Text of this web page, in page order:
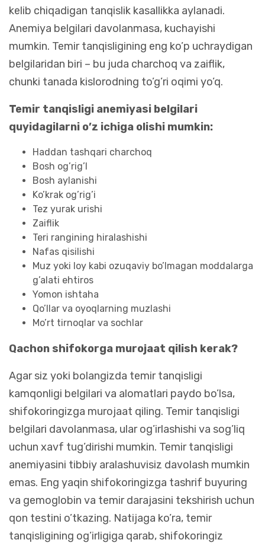
kelib chiqadigan tanqislik kasallikka aylanadi.
Anemiya belgilari davolanmasa, kuchayishi
mumkin. Temir tanqisligining eng ko’p uchraydigan
belgilaridan biri – bu juda charchoq va zaiflik,
chunki tanada kislorodning to’g’ri oqimi yo’q.
Temir tanqisligi anemiyasi belgilari
quyidagilarni o’z ichiga olishi mumkin:
Haddan tashqari charchoq
Bosh og’rig’I
Bosh aylanishi
Ko’krak og’rig’i
Tez yurak urishi
Zaiflik
Teri rangining hiralashishi
Nafas qisilishi
Muz yoki loy kabi ozuqaviy bo’lmagan moddalarga
g’alati ehtiros
Yomon ishtaha
Qo’llar va oyoqlarning muzlashi
Mo’rt tirnoqlar va sochlar
Qachon shifokorga murojaat qilish kerak?
Agar siz yoki bolangizda temir tanqisligi
kamqonligi belgilari va alomatlari paydo bo’lsa,
shifokoringizga murojaat qiling. Temir tanqisligi
belgilari davolanmasa, ular og’irlashishi va sog’liq
uchun xavf tug’dirishi mumkin. Temir tanqisligi
anemiyasini tibbiy aralashuvisiz davolash mumkin
emas. Eng yaqin shifokoringizga tashrif buyuring
va gemoglobin va temir darajasini tekshirish uchun
qon testini o’tkazing. Natijaga ko’ra, temir
tanqisligining og’irligiga qarab, shifokoringiz